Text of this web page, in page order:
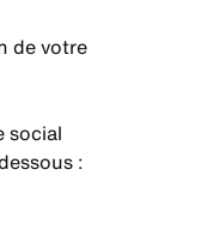
de votre
social
: